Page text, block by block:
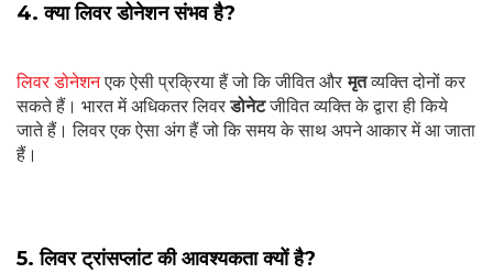
4. क्या लिवर डोनेशन संभव है?
लिवर डोनेशनएक ऐसी प्रक्रिया हैं जो कि जीवित और मृतव्यक्ति दोनों कर
सकते हैं। भारत में अधिकतर लिवरडोनेटजीवित व्यक्ति के द्वारा ही किये
जाते हैं। लिवर एक ऐसा अंग हैं जो कि समय के साथ अपने आकार में आ जाता
हैं।
5. लिवर ट्रांसप्लांट की आवश्यकता क्यों है?